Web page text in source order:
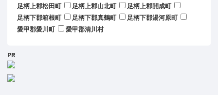
足柄上郡松田町
足柄上郡山北町
足柄上郡開成町
足柄下郡箱根町
足柄下郡真鶴町
足柄下郡湯河原町
愛甲郡愛川町
愛甲郡清川村
PR